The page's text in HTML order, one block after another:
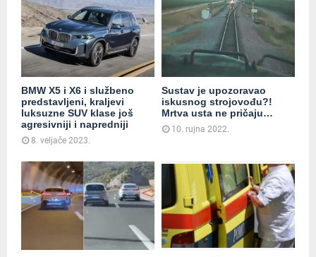
BMW X5 i X6 i službeno
predstavljeni, kraljevi
luksuzne SUV klase još
agresivniji i napredniji
8. veljače 2023.
Sustav je upozoravao
iskusnog strojovođu?!
Mrtva usta ne pričaju…
10. rujna 2022.